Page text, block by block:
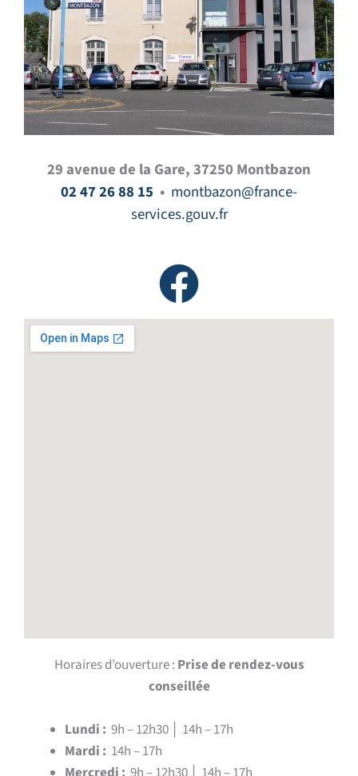
29 avenue de la Gare, 37250 Montbazon
02 47 26 88 15 • montbazon@france-
services.gouv.fr
Horaires d’ouverture : Prise de rendez-vous
conseillée
Lundi : 9h – 12h30 │ 14h – 17h
Mardi : 14h – 17h